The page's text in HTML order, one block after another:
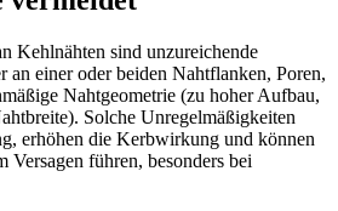
Kehlnähten sind unzureichende
an einer oder beiden Nahtflanken, Poren,
Nahtgeometrie (zu hoher Aufbau,
Solche Unregelmäßigkeiten
erhöhen die Kerbwirkung und können
führen, besonders bei